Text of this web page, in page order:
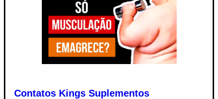
Contatos Kings Suplementos